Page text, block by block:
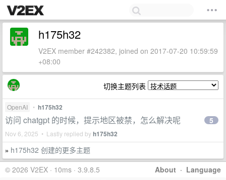
h175h32
V2EX member #242382, joined on 2017-07-20 10:59:59
+08:00
切换主题列表
OpenAI • h175h32
访问 chatgpt 的时候，提示地区被禁，怎么解决呢
Nov 6, 2025 • Lastly replied byh175h32
5
» h175h32 创建的更多主题
About · Language
© 2026 V2EX · 10ms · 3.9.8.5